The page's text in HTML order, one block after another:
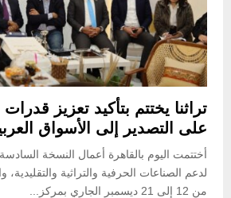
تراثنا يختتم بتأكيد تعزيز
على التصدير إلى الأسواق
أختتمت اليوم بالقاهرة أعمال النسخة
لدعم الصناعات الحرفية والتراثية
من 12 إلى 21 ديسمبر الجاري بمركز...